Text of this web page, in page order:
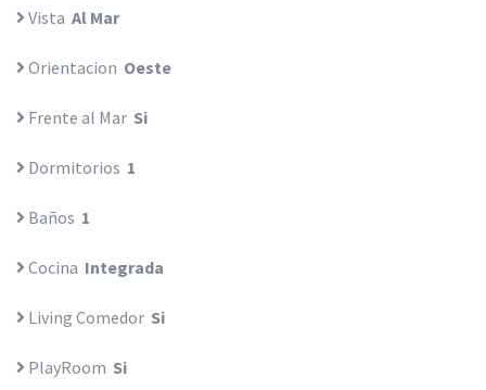
Vista Al Mar
Orientacion Oeste
Frente al Mar Si
Dormitorios 1
Baños 1
Cocina Integrada
Living Comedor Si
PlayRoom Si